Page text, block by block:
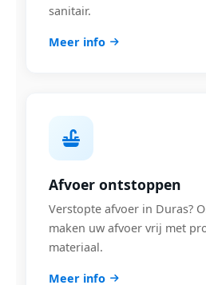
sanitair.
Meer info
Afvoer ontstoppen
Verstopte afvoer in Duras?
maken uw afvoer vrij met
materiaal.
Meer info